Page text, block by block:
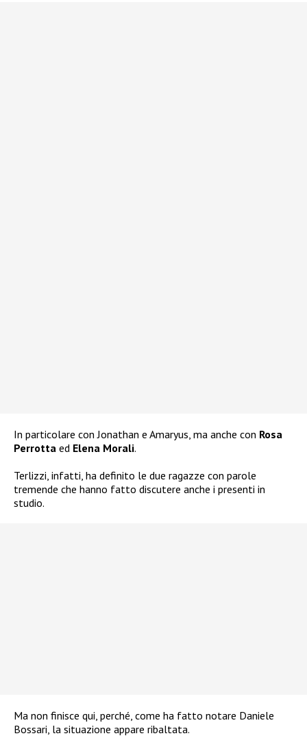
In particolare con Jonathan e Amaryus, ma anche con Rosa
Perrotta ed Elena Morali.
Terlizzi, infatti, ha definito le due ragazze con parole
tremende che hanno fatto discutere anche i presenti in
studio.
Ma non finisce qui, perché, come ha fatto notare Daniele
Bossari, la situazione appare ribaltata.